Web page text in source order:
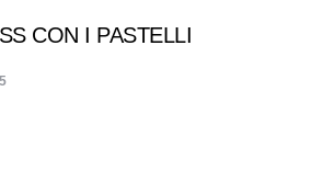
CON I PASTELLI